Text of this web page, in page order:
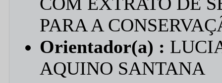
PARA A
Orientador(a) :
AQUINO SANTANA